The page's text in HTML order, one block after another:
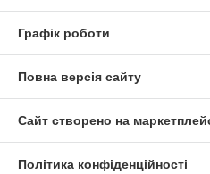
Графік роботи
Повна версія сайту
Сайт створено на
Політика конфіденційності